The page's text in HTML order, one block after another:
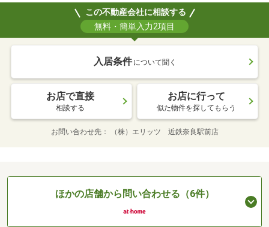
この不動産会社に相談する
無料・簡単入力2項目
入居条件 について聞く
お店で直接
相談する
お店に行って
似た物件を探してもらう
お問い合わせ先 （株）エリッツ 近鉄奈良駅前店
ほかの店舗から問い合わせる（6件）